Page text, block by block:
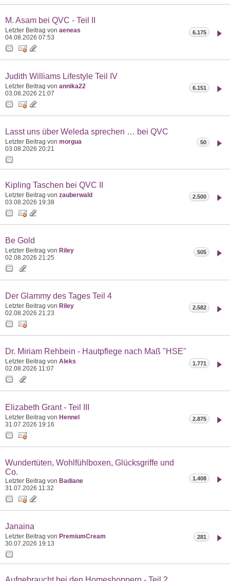
M. Asam bei QVC - Teil II
Letzter Beitrag von aeneas
04.08.2026 07:53
6.175
Judith Williams Lifestyle Teil IV
Letzter Beitrag von annika22
03.08.2026 21:07
6.151
Lasst uns über Weleda sprechen … bei QVC
Letzter Beitrag von morgua
03.08.2026 20:21
50
Kipling Taschen bei QVC II
Letzter Beitrag von zauberwald
03.08.2026 19:38
2.500
Be Gold
Letzter Beitrag von Riley
02.08.2026 21:25
505
Der Glammy des Tages Teil 4
Letzter Beitrag von Riley
02.08.2026 21:23
2.582
Dr. Miriam Rehbein - Hautpflege nach Maß "HSE"
Letzter Beitrag von Aleks
02.08.2026 11:07
1.771
Elizabeth Grant - Teil III
Letzter Beitrag von Hennel
31.07.2026 19:16
2.875
Wundertüten, Wohlfühlboxen, Glücksgriffe und
Co.
Letzter Beitrag von Badiane
31.07.2026 11:32
1.408
Janaina
Letzter Beitrag von PremiumCream
30.07.2026 19:13
281